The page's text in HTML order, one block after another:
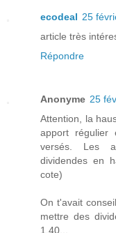
ecodeal 25
article très
Répondre
Anonyme 25
Attention, la
apport régulier
versés. Les
dividendes en
cote)
On t'avait
mettre des
1,40...